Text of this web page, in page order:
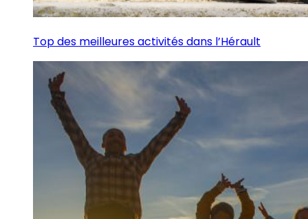
Top des meilleures activités dans l’Hérault